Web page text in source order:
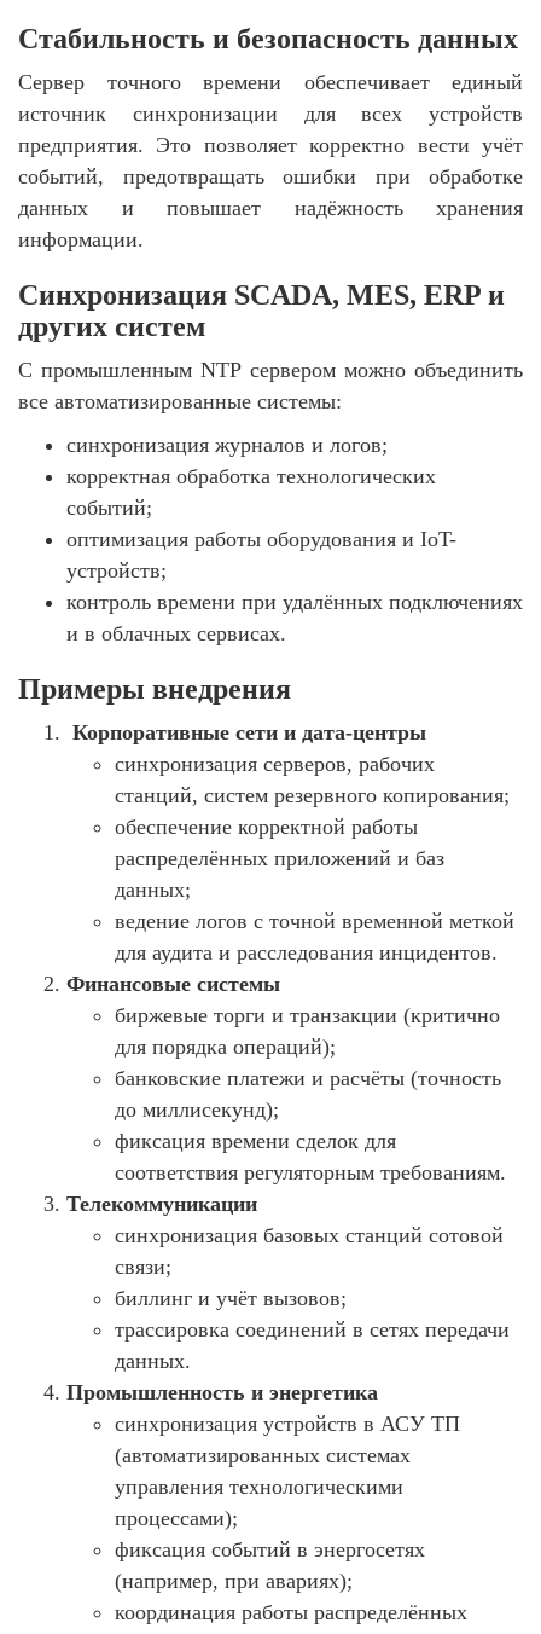
Стабильность и безопасность данных
Сервер точного времени обеспечивает единый
источник синхронизации для всех устройств
предприятия. Это позволяет корректно вести учёт
событий, предотвращать ошибки при обработке
данных и повышает надёжность хранения
информации.
Синхронизация SCADA, MES, ERP и
других систем
С промышленным NTP сервером можно объединить
все автоматизированные системы:
синхронизация журналов и логов;
корректная обработка технологических
событий;
оптимизация работы оборудования и IoT-
устройств;
контроль времени при удалённых подключениях
и в облачных сервисах.
Примеры внедрения
Корпоративные сети и дата‑центры
синхронизация серверов, рабочих
станций, систем резервного копирования;
обеспечение корректной работы
распределённых приложений и баз
данных;
ведение логов с точной временной меткой
для аудита и расследования инцидентов.
Финансовые системы
биржевые торги и транзакции (критично
для порядка операций);
банковские платежи и расчёты (точность
до миллисекунд);
фиксация времени сделок для
соответствия регуляторным требованиям.
Телекоммуникации
синхронизация базовых станций сотовой
связи;
биллинг и учёт вызовов;
трассировка соединений в сетях передачи
данных.
Промышленность и энергетика
синхронизация устройств в АСУ ТП
(автоматизированных системах
управления технологическими
процессами);
фиксация событий в энергосетях
(например, при авариях);
координация работы распределённых